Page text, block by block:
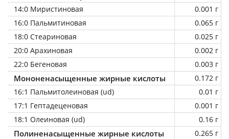
14:0 Миристиновая
0.001 г
16:0 Пальмитиновая
0.065 г
18:0 Стеариновая
0.025 г
20:0 Арахиновая
0.002 г
22:0 Бегеновая
0.003 г
Мононенасыщенные жирные кислоты
0.172 г
16:1 Пальмитолеиновая (ud)
0.01 г
17:1 Гептадеценовая
0.001 г
18:1 Олеиновая (ud)
0.16 г
Полиненасыщенные жирные кислоты
0.265 г